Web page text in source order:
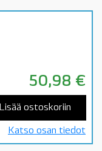
50,98 €
Lisää ostoskoriin
Katso osan tiedot